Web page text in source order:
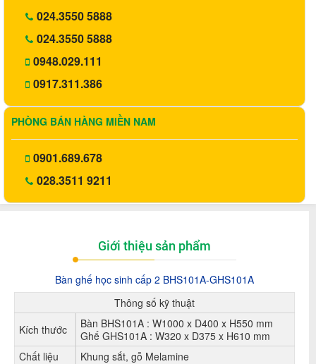
024.3550 5888
024.3550 5888
0948.029.111
0917.311.386
PHÒNG BÁN HÀNG MIỀN NAM
0901.689.678
028.3511 9211
Giới thiệu sản phẩm
Bàn ghế học sinh cấp 2 BHS101A-GHS101A
Thông số kỹ thuật
Kích thước
Bàn BHS101A : W1000 x D400 x H550 mm
Ghế GHS101A : W320 x D375 x H610 mm
Chất liệu
Khung sắt, gỗ Melamine